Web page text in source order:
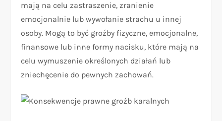
mają na celu zastraszenie, zranienie
emocjonalnie lub wywołanie strachu u innej
osoby. Mogą to być groźby fizyczne, emocjonalne,
finansowe lub inne formy nacisku, które mają na
celu wymuszenie określonych działań lub
zniechęcenie do pewnych zachowań.